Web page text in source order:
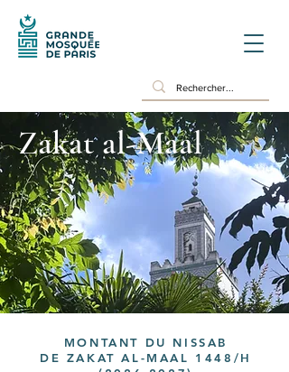
Zakat al-Maal
MONTANT DU NISSAB
DE ZAKAT AL-MAAL 1448/H